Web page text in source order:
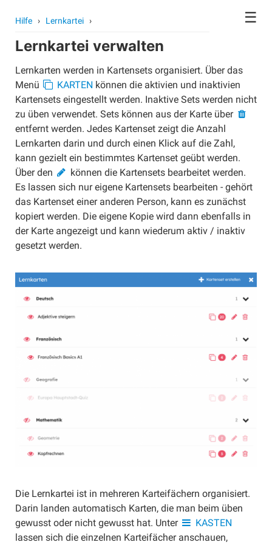
Hilfe › Lernkartei ›
Lernkartei verwalten
Lernkarten werden in Kartensets organisiert. Über das
Menü
KARTEN können die aktivien und inaktivien
Kartensets eingestellt werden. Inaktive Sets werden nicht
zu üben verwendet. Sets können aus der Karte über
entfernt werden. Jedes Kartenset zeigt die Anzahl
Lernkarten darin und durch einen Klick auf die Zahl,
kann gezielt ein bestimmtes Kartenset geübt werden.
Über den
können die Kartensets bearbeitet werden.
Es lassen sich nur eigene Kartensets bearbeiten - gehört
das Kartenset einer anderen Person, kann es zunächst
kopiert werden. Die eigene Kopie wird dann ebenfalls in
der Karte angezeigt und kann wiederum aktiv / inaktiv
gesetzt werden.
Die Lernkartei ist in mehreren Karteifächern organisiert.
Darin landen automatisch Karten, die man beim üben
gewusst oder nicht gewusst hat. Unter
KASTEN
lassen sich die einzelnen Karteifächer anschauen,
☰
Kontoeinstellungen
Avatar
Passwort
Benutzer wechseln
Schule wechseln
Konto löschen
Kurse
Kurse erstellen
Kurse archivieren
Kurse gemeinsam unterrichten
Kurse übergeben
Schüler/innen einladen
Schüler/innen übertragen
Gruppen verwenden
Materialien
Materialien erstellen
Abgabeformen
Anhänge
Selbsttest
Umfrage
Materialien freigegeben
Materialien filtern
Materialien archivieren